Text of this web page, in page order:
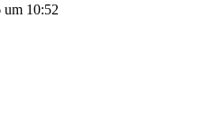
um 10:52